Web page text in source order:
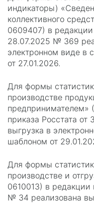
индикаторы)
коллективного
0609407) в редакции
28.07.2025 № 369
электронном виде в
от 27.01.2026.
Для формы
производстве
предпринимателем»
приказа Росстата
выгрузка в
шаблоном от
Для формы
производстве и
0610013) в редакции
№ 34 реализована